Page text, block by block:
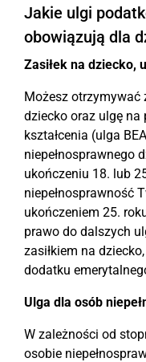
Jakie ulgi
obowiązują dla
Zasiłek na dziecko,
Możesz otrzymywać
dziecko oraz ulgę
kształcenia (ulga
niepełnosprawnego
ukończeniu 18. lub
niepełnosprawność
ukończeniem 25.
prawo do dalszych
zasiłkiem na
dodatku
Ulga dla osób
W zależności od
osobie